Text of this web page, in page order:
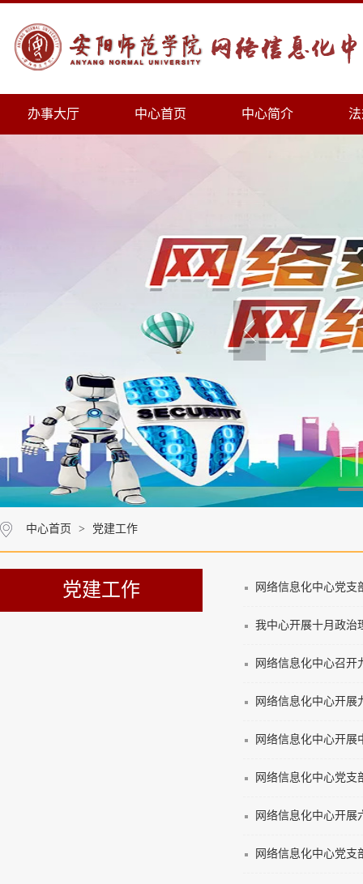
办事大厅 中心首页 中心简介
中心首页 > 党建工作
党建工作 网络信息化中心党支
我中心开展十月政治
网络信息化中心召开
网络信息化中心开展
网络信息化中心开展
网络信息化中心党支
网络信息化中心开展
网络信息化中心党支